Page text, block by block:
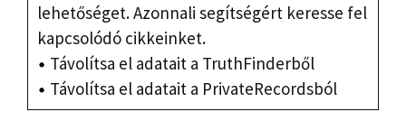
lehetőséget. Azonnali segítségért keresse fel
kapcsolódó cikkeinket.
Távolítsa el adatait a TruthFinderből
Távolítsa el adatait a PrivateRecordsból